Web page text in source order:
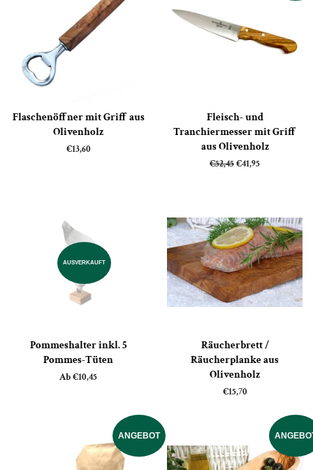
Flaschenöffner mit Griff aus
Olivenholz
Normaler
€13,60
Fleisch- und
Tranchiermesser mit Griff
aus Olivenholz
Normaler
€52,45Sonderpreis
€41,95
AUSVERKAUFT
Pommeshalter inkl. 5
Pommes-Tüten
Ab €10,45
Räucherbrett /
Räucherplanke aus
Olivenholz
Normaler
€15,70
ANGEBOT